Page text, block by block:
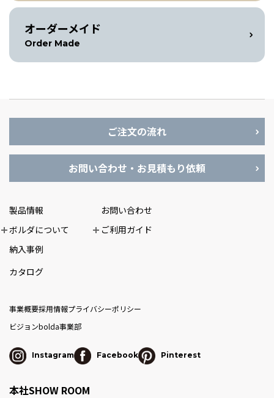
オーダーメイド
Order Made
ご注文の流れ
お問い合わせ・お見積もり依頼
製品情報
ボルダについて
納入事例
カタログ
お問い合わせ
ご利用ガイド
事業概要採用情報プライバシーポリシー
ビジョンbolda事業部
Instagram Facebook Pinterest
本社SHOW ROOM